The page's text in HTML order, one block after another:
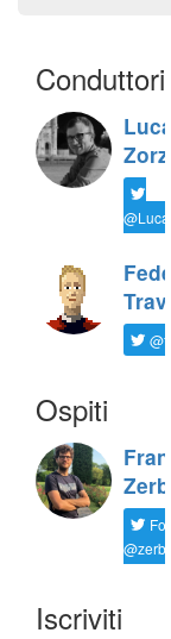
Conduttori
Luca
Zorzi
Ospiti
Iscriviti